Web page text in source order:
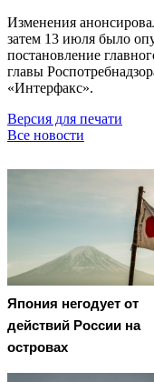
Изменения
затем 13 июля было
постановление
главы
«Интерфакс».
Версия для печати
Все новости
Япония негодует от
действий России на
островах